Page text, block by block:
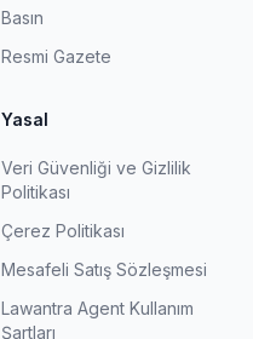
Basın
Resmi Gazete
Yasal
Veri Güvenliği ve Gizlilik
Politikası
Çerez Politikası
Mesafeli Satış Sözleşmesi
Lawantra Agent Kullanım
Şartları